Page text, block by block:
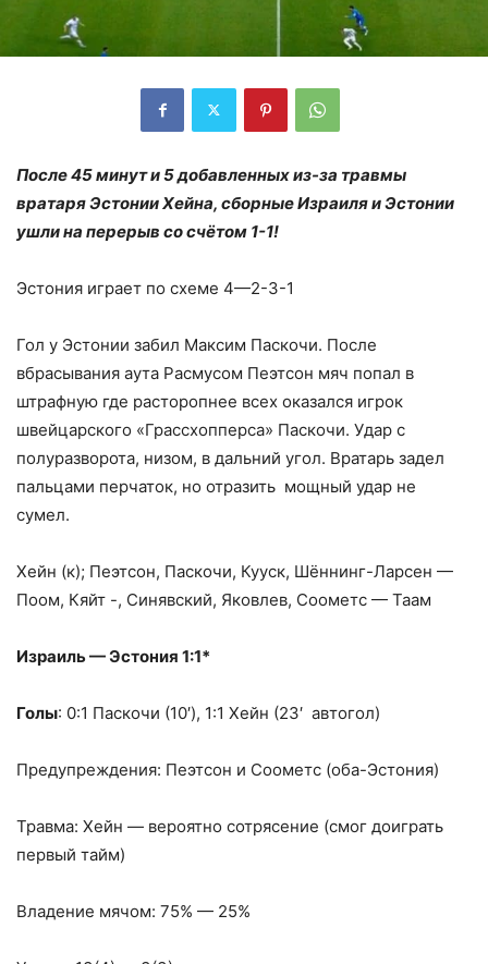
После 45 минут и 5 добавленных из-за травмы
вратаря Эстонии Хейна, сборные Израиля и Эстонии
ушли на перерыв со счётом 1-1!
Эстония играет по схеме 4—2-3-1
Гол у Эстонии забил Максим Паскочи. После
вбрасывания аута Расмусом Пеэтсон мяч попал в
штрафную где расторопнее всех оказался игрок
швейцарского «Грассхопперса» Паскочи. Удар с
полуразворота, низом, в дальний угол. Вратарь задел
пальцами перчаток, но отразить мощный удар не
сумел.
Хейн (к); Пеэтсон, Паскочи, Кууск, Шённинг-Ларсен —
Поом, Кяйт -, Синявский, Яковлев, Соометс — Таам
Израиль — Эстония 1:1*
Голы: 0:1 Паскочи (10′), 1:1 Хейн (23′ автогол)
Предупреждения: Пеэтсон и Соометс (оба-Эстония)
Травма: Хейн — вероятно сотрясение (смог доиграть
первый тайм)
Владение мячом: 75% — 25%